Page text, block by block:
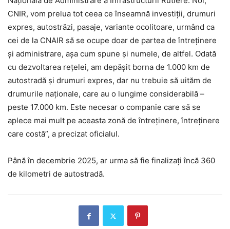
CNIR, vom prelua tot ceea ce înseamnă investiţii, drumuri
expres, autostrăzi, pasaje, variante ocolitoare, urmând ca
cei de la CNAIR să se ocupe doar de partea de întreţinere
şi administrare, aşa cum spune şi numele, de altfel. Odată
cu dezvoltarea reţelei, am depăşit borna de 1.000 km de
autostradă şi drumuri expres, dar nu trebuie să uităm de
drumurile naţionale, care au o lungime considerabilă –
peste 17.000 km. Este necesar o companie care să se
aplece mai mult pe aceasta zonă de întreţinere, întreţinere
care costă”, a precizat oficialul.
Până în decembrie 2025, ar urma să fie finalizați încă 360
de kilometri de autostradă.